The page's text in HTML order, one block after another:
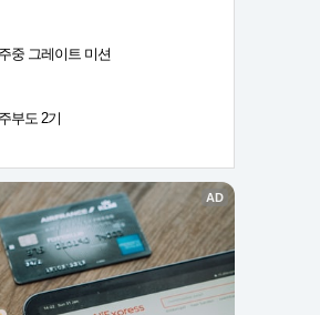
중 그레이트 미션
부도 2기